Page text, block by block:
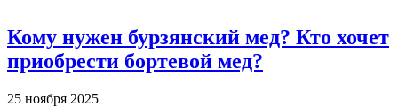
Кому нужен бурзянский мед? Кто хочет
приобрести бортевой мед?
25 ноября 2025